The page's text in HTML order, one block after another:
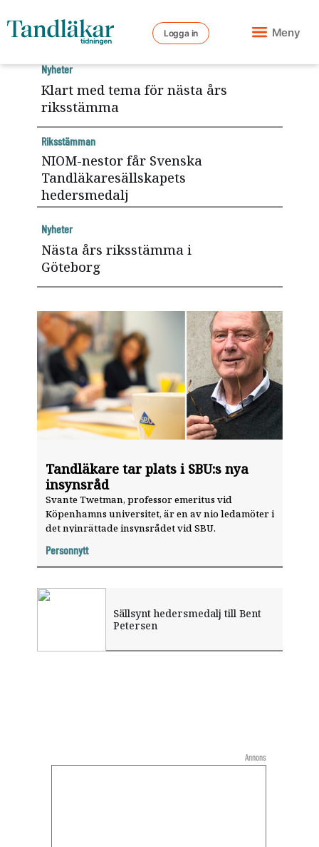
Logga in Meny
Tandläkare tar plats i SBU:s nya
insynsråd
Svante Twetman, professor emeritus vid
Köpenhamns universitet, är en av nio ledamöter i
det nyinrättade insynsrådet vid SBU.
Personnytt
Klart med tema för nästa års
riksstämma
Nyheter
NIOM-nestor får Svenska
Tandläkaresällskapets
hedersmedalj
Riksstämman
Nästa års riksstämma i
Göteborg
Nyheter
Sällsynt hedersmedalj till Bent
Petersen
Annons